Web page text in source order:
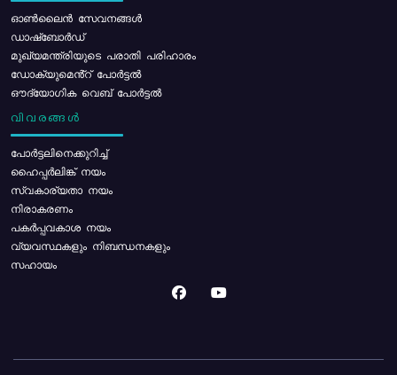
ഓൺലൈൻ സേവനങ്ങൾ
ഡാഷ്ബോർഡ്
മുഖ്യമന്ത്രിയുടെ പരാതി പരിഹാരം
ഡോക്യുമെൻ്റ് പോർട്ടൽ
ഔദ്യോഗിക വെബ് പോർട്ടൽ
വിവരങ്ങൾ
പോര്‍ട്ടലിനെക്കുറിച്ച്
ഹൈപ്പർലിങ്ക് നയം
സ്വകാര്യതാ നയം
നിരാകരണം
പകർപ്പവകാശ നയം
വ്യവസ്ഥകളും നിബന്ധനകളും
സഹായം